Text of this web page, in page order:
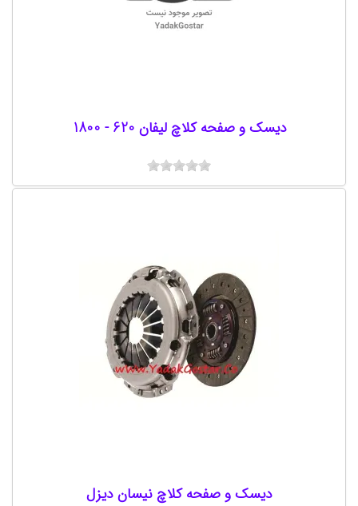
دیسک و صفحه کلاچ لیفان 620 - 1800
دیسک و صفحه کلاچ نیسان دیزل